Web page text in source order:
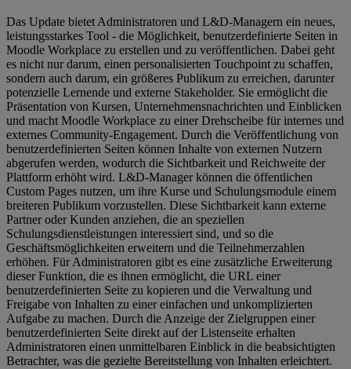
Das Update bietet Administratoren und L&D-Managern ein neues,
leistungsstarkes Tool - die Möglichkeit, benutzerdefinierte Seiten in
Moodle Workplace zu erstellen und zu veröffentlichen. Dabei geht
es nicht nur darum, einen personalisierten Touchpoint zu schaffen,
sondern auch darum, ein größeres Publikum zu erreichen, darunter
potenzielle Lernende und externe Stakeholder. Sie ermöglicht die
Präsentation von Kursen, Unternehmensnachrichten und Einblicken
und macht Moodle Workplace zu einer Drehscheibe für internes und
externes Community-Engagement. Durch die Veröffentlichung von
benutzerdefinierten Seiten können Inhalte von externen Nutzern
abgerufen werden, wodurch die Sichtbarkeit und Reichweite der
Plattform erhöht wird. L&D-Manager können die öffentlichen
Custom Pages nutzen, um ihre Kurse und Schulungsmodule einem
breiteren Publikum vorzustellen. Diese Sichtbarkeit kann externe
Partner oder Kunden anziehen, die an speziellen
Schulungsdienstleistungen interessiert sind, und so die
Geschäftsmöglichkeiten erweitern und die Teilnehmerzahlen
erhöhen. Für Administratoren gibt es eine zusätzliche Erweiterung
dieser Funktion, die es ihnen ermöglicht, die URL einer
benutzerdefinierten Seite zu kopieren und die Verwaltung und
Freigabe von Inhalten zu einer einfachen und unkomplizierten
Aufgabe zu machen. Durch die Anzeige der Zielgruppen einer
benutzerdefinierten Seite direkt auf der Listenseite erhalten
Administratoren einen unmittelbaren Einblick in die beabsichtigten
Betrachter, was die gezielte Bereitstellung von Inhalten erleichtert.